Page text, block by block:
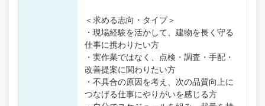
＜求める志向・タイプ＞
・現場経験を活かして、建物を長く守る
仕事に携わりたい方
・実作業ではなく、点検・調査・手配・
改善提案に関わりたい方
・不具合の原因を考え、次の品質向上に
つなげる仕事にやりがいを感じる方